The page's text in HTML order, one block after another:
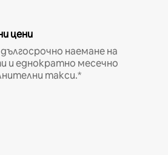
цени
наемане на
и еднократно месечно
такси.*